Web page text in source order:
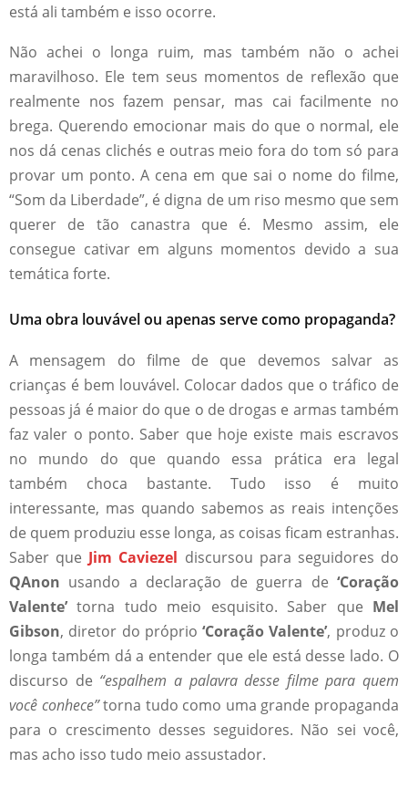
está ali também e isso ocorre.
Não achei o longa ruim, mas também não o achei
maravilhoso. Ele tem seus momentos de reflexão que
realmente nos fazem pensar, mas cai facilmente no
brega. Querendo emocionar mais do que o normal, ele
nos dá cenas clichés e outras meio fora do tom só para
provar um ponto. A cena em que sai o nome do filme,
“Som da Liberdade”, é digna de um riso mesmo que sem
querer de tão canastra que é. Mesmo assim, ele
consegue cativar em alguns momentos devido a sua
temática forte.
Uma obra louvável ou apenas serve como propaganda?
A mensagem do filme de que devemos salvar as
crianças é bem louvável. Colocar dados que o tráfico de
pessoas já é maior do que o de drogas e armas também
faz valer o ponto. Saber que hoje existe mais escravos
no mundo do que quando essa prática era legal
também choca bastante. Tudo isso é muito
interessante, mas quando sabemos as reais intenções
de quem produziu esse longa, as coisas ficam estranhas.
Saber que Jim Caviezel discursou para seguidores do
QAnon usando a declaração de guerra de ‘Coração
Valente’torna tudo meio esquisito. Saber que Mel
Gibson, diretor do próprio‘Coração Valente’, produz o
longa também dá a entender que ele está desse lado. O
discurso de “espalhem a palavra desse filme para quem
você conhece”torna tudo como uma grande propaganda
para o crescimento desses seguidores. Não sei você,
mas acho isso tudo meio assustador.